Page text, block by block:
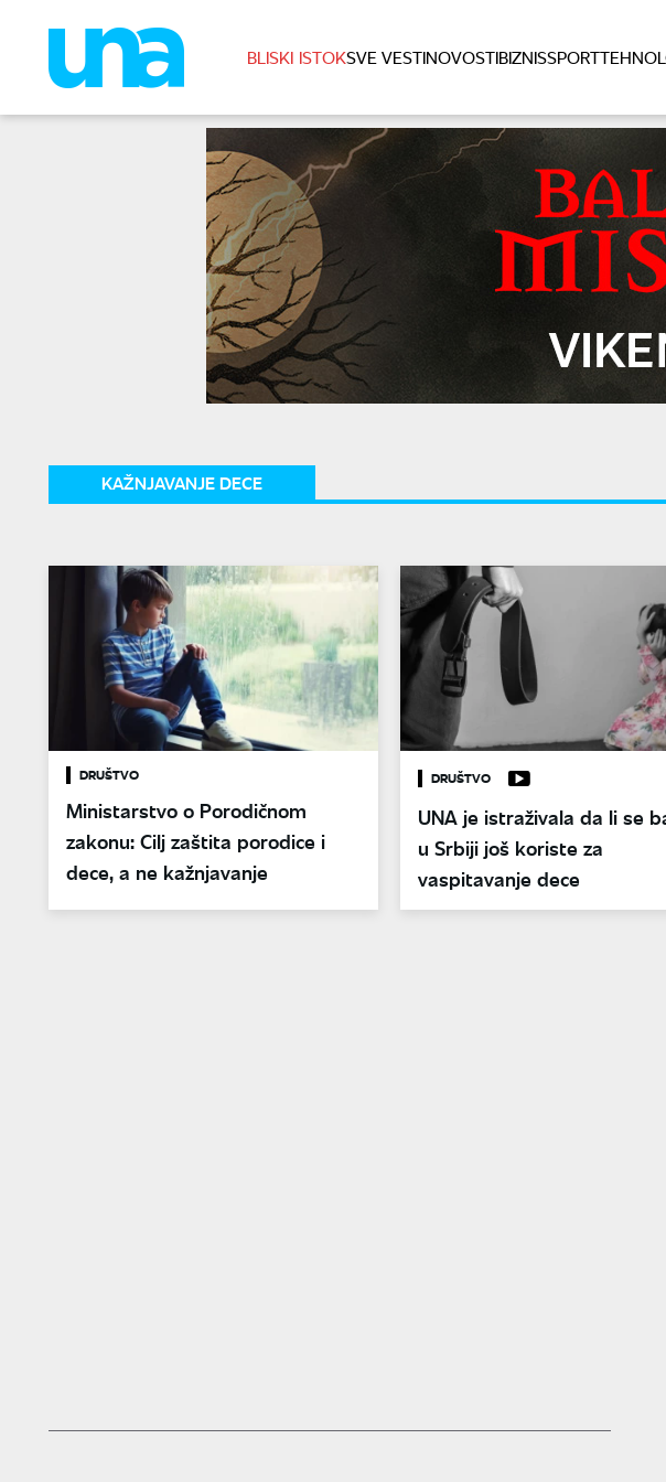
BLISKI ISTOKSVE VESTINOVOSTIBIZNISSPORT
KAŽNJAVANJE DECE
DRUŠTVO
Ministarstvo o Porodičnom
zakonu: Cilj zaštita porodice i
dece, a ne kažnjavanje
DRUŠTVO
UNA je istraživala da li se
u Srbiji još koriste za
vaspitavanje dece